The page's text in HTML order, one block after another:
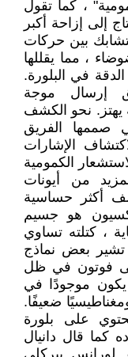
، كما تقول
إلى إزاحة أكبر
بين حركات
، مما يقللها
في البلورة.
إرسال موجة
يهتز. نحو الكشف
صممها الفريق
الإشارات
الكمومية
من أيونات
أكثر حساسية
هو جسيم
، كتلته تساوي
تشير بعض نماذج
فوتون في ظل
موجودًا في
ضعيفًا.
على بلورة
كما قال دانيال